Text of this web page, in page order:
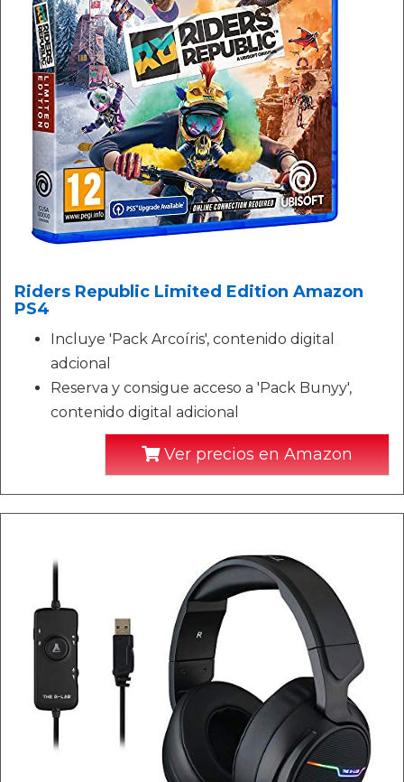
Riders Republic Limited Edition Amazon
PS4
Incluye 'Pack Arcoíris', contenido digital
adcional
Reserva y consigue acceso a 'Pack Bunyy',
contenido digital adicional
Ver precios en Amazon